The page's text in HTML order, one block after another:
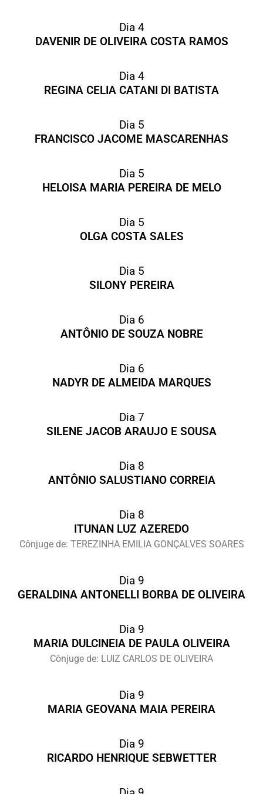
Dia 4
DAVENIR DE OLIVEIRA COSTA RAMOS
Dia 4
REGINA CELIA CATANI DI BATISTA
Dia 5
FRANCISCO JACOME MASCARENHAS
Dia 5
HELOISA MARIA PEREIRA DE MELO
Dia 5
OLGA COSTA SALES
Dia 5
SILONY PEREIRA
Dia 6
ANTÔNIO DE SOUZA NOBRE
Dia 6
NADYR DE ALMEIDA MARQUES
Dia 7
SILENE JACOB ARAUJO E SOUSA
Dia 8
ANTÔNIO SALUSTIANO CORREIA
Dia 8
ITUNAN LUZ AZEREDO
Cônjuge de: TEREZINHA EMILIA GONÇALVES SOARES
Dia 9
GERALDINA ANTONELLI BORBA DE OLIVEIRA
Dia 9
MARIA DULCINEIA DE PAULA OLIVEIRA
Cônjuge de: LUIZ CARLOS DE OLIVEIRA
Dia 9
MARIA GEOVANA MAIA PEREIRA
Dia 9
RICARDO HENRIQUE SEBWETTER